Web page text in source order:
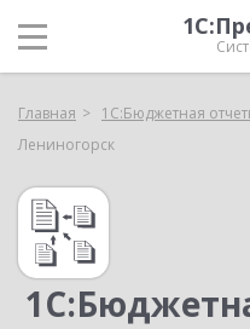
Главная 1С:Бюджетная
Лениногорск